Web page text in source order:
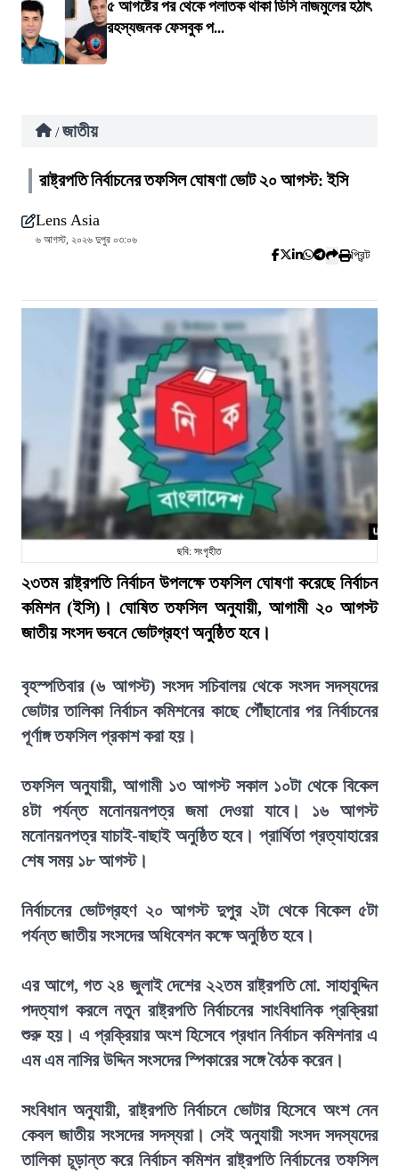
৫ আগষ্টের পর থেকে পলাতক থাকা ডিসি নাজমুলের হঠাৎ
রহস্যজনক ফেসবুক প...
/ জাতীয়
রাষ্ট্রপতি নির্বাচনের তফসিল ঘোষণা ভোট ২০ আগস্ট: ইসি
Lens Asia
৬ আগস্ট, ২০২৬ দুপুর ০৩:০৬
প্রিন্ট
ছবি: সংগৃহীত
২৩তম রাষ্ট্রপতি নির্বাচন উপলক্ষে তফসিল ঘোষণা করেছে নির্বাচন
কমিশন (ইসি)। ঘোষিত তফসিল অনুযায়ী, আগামী ২০ আগস্ট
জাতীয় সংসদ ভবনে ভোটগ্রহণ অনুষ্ঠিত হবে।
বৃহস্পতিবার (৬ আগস্ট) সংসদ সচিবালয় থেকে সংসদ সদস্যদের
ভোটার তালিকা নির্বাচন কমিশনের কাছে পৌঁছানোর পর নির্বাচনের
পূর্ণাঙ্গ তফসিল প্রকাশ করা হয়।
তফসিল অনুযায়ী, আগামী ১৩ আগস্ট সকাল ১০টা থেকে বিকেল
৪টা পর্যন্ত মনোনয়নপত্র জমা দেওয়া যাবে। ১৬ আগস্ট
মনোনয়নপত্র যাচাই-বাছাই অনুষ্ঠিত হবে। প্রার্থিতা প্রত্যাহারের
শেষ সময় ১৮ আগস্ট।
নির্বাচনের ভোটগ্রহণ ২০ আগস্ট দুপুর ২টা থেকে বিকেল ৫টা
পর্যন্ত জাতীয় সংসদের অধিবেশন কক্ষে অনুষ্ঠিত হবে।
এর আগে, গত ২৪ জুলাই দেশের ২২তম রাষ্ট্রপতি মো. সাহাবুদ্দিন
পদত্যাগ করলে নতুন রাষ্ট্রপতি নির্বাচনের সাংবিধানিক প্রক্রিয়া
শুরু হয়। এ প্রক্রিয়ার অংশ হিসেবে প্রধান নির্বাচন কমিশনার এ
এম এম নাসির উদ্দিন সংসদের স্পিকারের সঙ্গে বৈঠক করেন।
সংবিধান অনুযায়ী, রাষ্ট্রপতি নির্বাচনে ভোটার হিসেবে অংশ নেন
কেবল জাতীয় সংসদের সদস্যরা। সেই অনুযায়ী সংসদ সদস্যদের
তালিকা চূড়ান্ত করে নির্বাচন কমিশন রাষ্ট্রপতি নির্বাচনের তফসিল